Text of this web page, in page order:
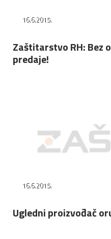
16.6.2015.
Zaštitarstvo RH: Bez
predaje!
16.6.2015.
Ugledni proizvođač